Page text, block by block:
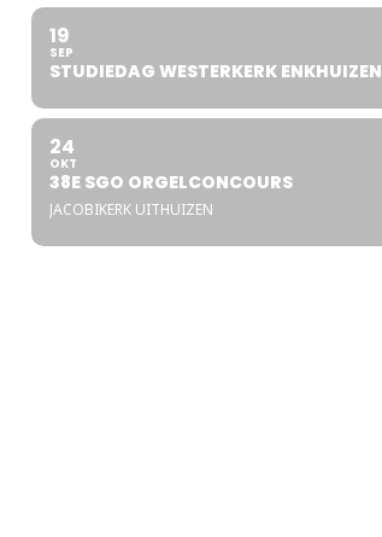
19
SEP
STUDIEDAG WESTERKERK ENKHUIZEN
24
OKT
38E SGO ORGELCONCOURS
JACOBIKERK UITHUIZEN